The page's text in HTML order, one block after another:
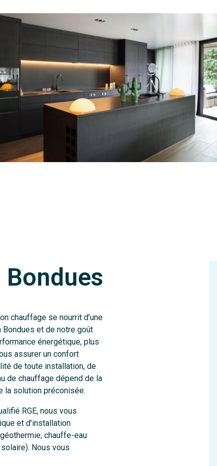
chauffage se nourrit d’une
et de notre goût
énergétique, plus
assurer un confort
de toute installation, de
de chauffage dépend de la
la solution préconisée.
RGE, nous vous
et d’installation
chauffe-eau
Nous vous